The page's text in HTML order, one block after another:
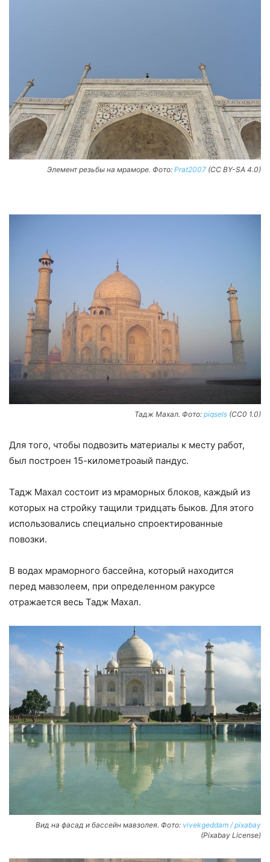
Элемент резьбы на мраморе. Фото: Prat2007 (CC BY-SA 4.0)
Тадж Махал. Фото: piqsels (CC0 1.0)
Для того, чтобы подвозить материалы к месту работ,
был построен 15-километроаый пандус.
Тадж Махал состоит из мраморных блоков, каждый из
которых на стройку тащили тридцать быков. Для этого
использовались специально спроектированные
повозки.
В водах мраморного бассейна, который находится
перед мавзолеем, при определенном ракурсе
отражается весь Тадж Махал.
Вид на фасад и бассейн мавзолея. Фото: vivekgeddam / pixabay
(Pixabay License)